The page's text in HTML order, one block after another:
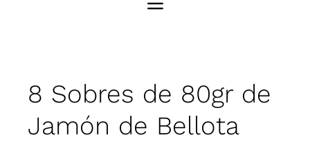
Toggle
Nosotros
Calidad
8 Sobres de 80gr de
Jamón de Bellota